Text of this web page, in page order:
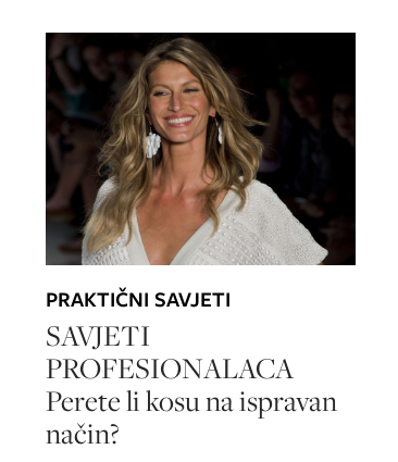
PRAKTIČNI SAVJETI
SAVJETI
PROFESIONALACA
Perete li kosu na ispravan
način?